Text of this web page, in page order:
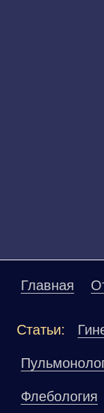
Главная
Статьи:
Флебология